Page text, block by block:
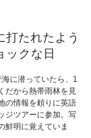
打たれたよう
ックな日
に潜っていたら、1
だから熱帯雨林を見
の情報を頼りに英語
ジツアーに参加。写
鮮明に覚えていま